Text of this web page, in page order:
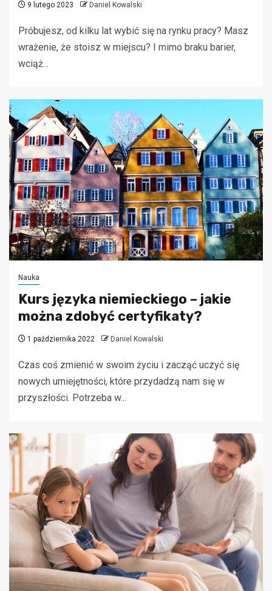
9 lutego 2023 Daniel Kowalski
Próbujesz, od kilku lat wybić się na rynku pracy? Masz
wrażenie, że stoisz w miejscu? I mimo braku barier,
wciąż...
Nauka
Kurs języka niemieckiego – jakie
można zdobyć certyfikaty?
1 października 2022 Daniel Kowalski
Czas coś zmienić w swoim życiu i zacząć uczyć się
nowych umiejętności, które przydadzą nam się w
przyszłości. Potrzeba w...